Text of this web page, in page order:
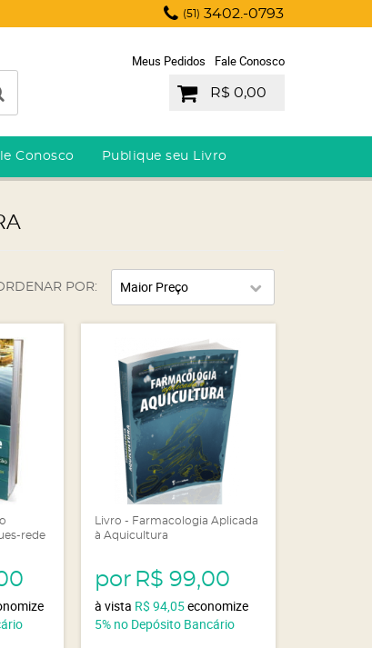
(51) 3402.-0793
Meus Pedidos Fale Conosco
R$ 0,00
Conosco Publique seu Livro
POR Maior Preço
rede
Livro - Farmacologia Aplicada
à Aquicultura
por R$ 99,00
à vista R$ 94,05economize
5% no Depósito Bancário